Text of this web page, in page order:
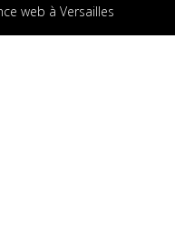
web à Versailles